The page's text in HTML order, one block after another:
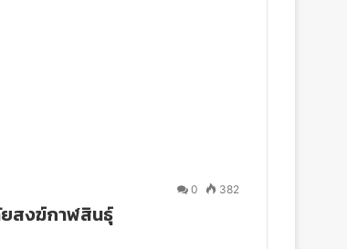
0 382
ยสงฆ์กาฬสินธุ์